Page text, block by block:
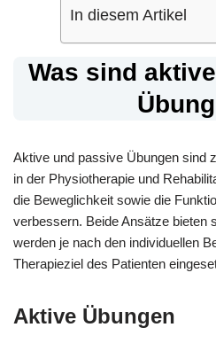
In diesem Artikel
Was sind
Aktive und passive Übungen sind
in der Physiotherapie und
die Beweglichkeit sowie die
verbessern. Beide Ansätze bieten
werden je nach den individuellen
Therapieziel des Patienten
Aktive Übungen